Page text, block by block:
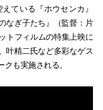
ている『ホウセンカ』
なぎ子たち』（監督：片
トフィルムの特集上映に
叶精二氏など多彩なゲス
も実施される。